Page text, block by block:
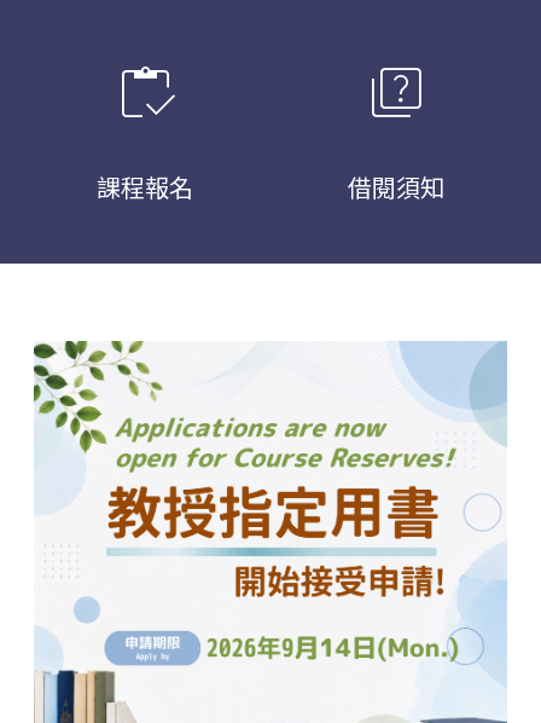
inventory
課程報名
quiz
借閱須知